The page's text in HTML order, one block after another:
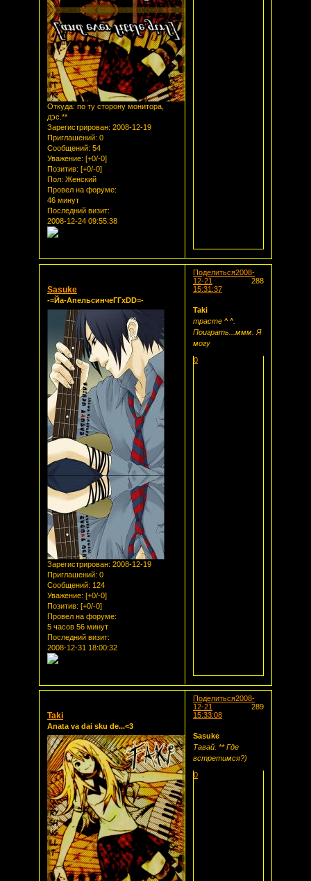
Откуда: по ту сторону монитора,
дэс.**
Зарегистрирован: 2008-12-19
Приглашений: 0
Сообщений: 54
Уважение: [+0/-0]
Позитив: [+0/-0]
Пол: Женский
Провел на форуме:
46 минут
Последний визит:
2008-12-24 09:55:38
Поделиться
288
2008-
12-21
15:31:37
Sasuke
-=Йа-АпельсинчеГГxDD=-
Зарегистрирован: 2008-12-19
Приглашений: 0
Сообщений: 124
Уважение: [+0/-0]
Позитив: [+0/-0]
Провел на форуме:
5 часов 56 минут
Последний визит:
2008-12-31 18:00:32
Taki
трасте ^ ^.
Поиграть...ммм. Я
могу
0
Поделиться
289
2008-
12-21
15:33:08
Taki
Anata va dai sku de...<3
Sasuke
Тавай. ** Где
встретимся?)
0